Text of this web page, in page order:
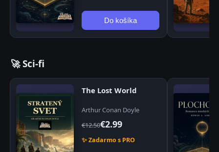
Do košíka
🚀 Sci-fi
The Lost World
Arthur Conan Doyle
€12.50€2.99
✨ Zadarmo s PRO